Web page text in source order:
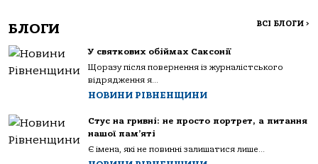
БЛОГИ ВСІ БЛОГИ >
У святкових обіймах Саксонії
Щоразу після повернення із журналістського
відрядження я...
НОВИНИ РІВНЕНЩИНИ
Стус на гривні: не просто портрет, а питання
нашої пам’яті
Є імена, які не повинні залишатися лише...